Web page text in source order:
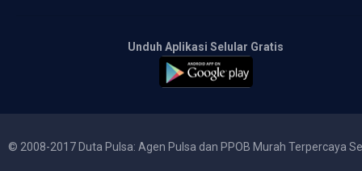
Unduh Aplikasi Selular Gratis
© 2008-2017 Duta Pulsa: Agen Pulsa dan PPOB Murah Terpercaya